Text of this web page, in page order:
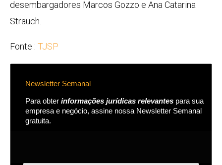
desembargadores Marcos Gozzo e Ana Catarina
Strauch.
Fonte : TJSP
Newsletter Semanal
Para obter informações jurídicas relevantes para sua
empresa e negócio, assine nossa Newsletter Semanal
gratuita.